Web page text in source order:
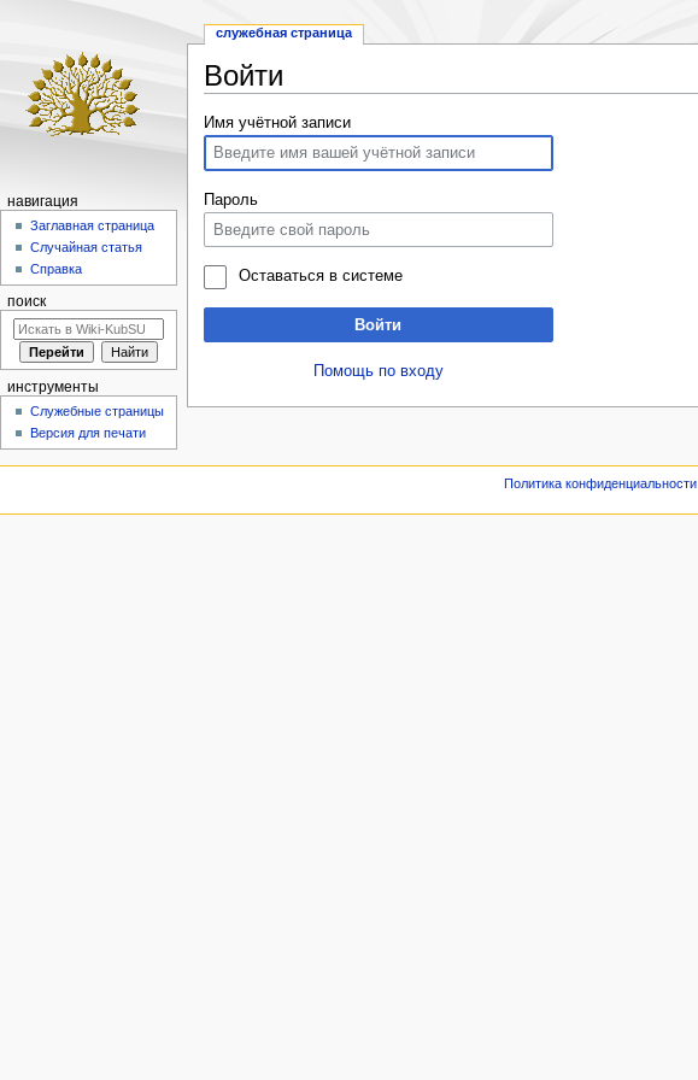
Войти
Перейти
навигации
Перейти
поиску
Имя учётной записи
Пароль
Оставаться в системе
Войти
Помощь по входу
служебная страница
навигация
Заглавная страница
Случайная статья
Справка
поиск
инструменты
Служебные страницы
Версия для печати
Политика конфиденциальности